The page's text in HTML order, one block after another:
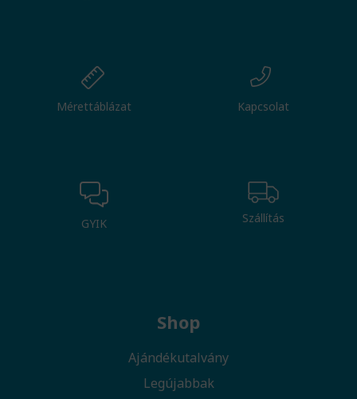
Mérettáblázat Kapcsolat
GYIK Szállítás
Shop
Ajándékutalvány
Legújabbak